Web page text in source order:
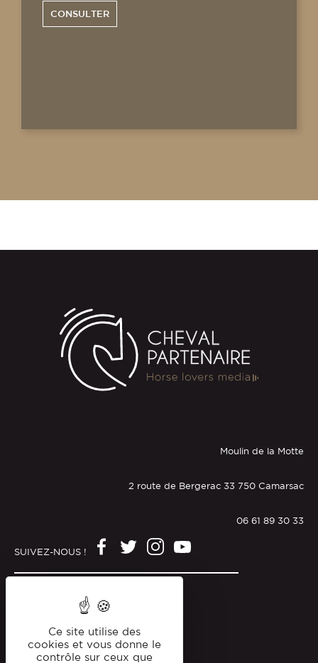
CONSULTER
Moulin de la Motte
2 route de Bergerac 33 750 Camarsac
06 61 89 30 33
SUIVEZ-NOUS !
Politique de confidentialité
Ce site utilise des
cookies et vous donne le
contrôle sur ceux que